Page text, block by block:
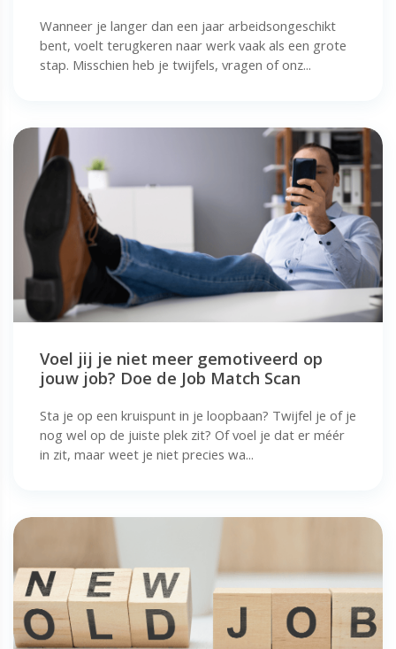
Wanneer je langer dan een jaar arbeidsongeschikt
bent, voelt terugkeren naar werk vaak als een grote
stap. Misschien heb je twijfels, vragen of onz...
Voel jij je niet meer gemotiveerd op
jouw job? Doe de Job Match Scan
Sta je op een kruispunt in je loopbaan? Twijfel je of je
nog wel op de juiste plek zit? Of voel je dat er méér
in zit, maar weet je niet precies wa...